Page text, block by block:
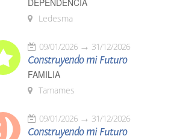
DEPENDENCIA
Ledesma
09/01/2026 31/12/2026
Construyendo mi Futuro
FAMILIA
Tamames
09/01/2026 31/12/2026
Construyendo mi Futuro